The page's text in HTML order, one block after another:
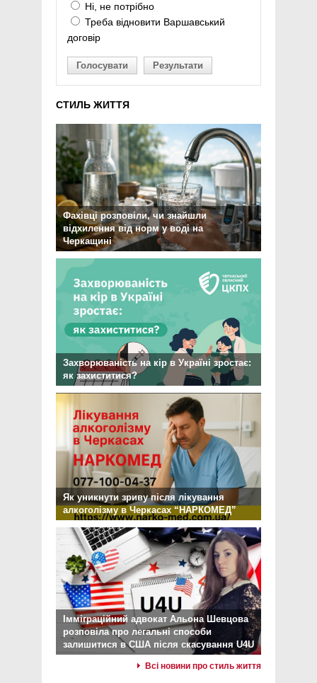
Ні, не потрібно
Треба відновити Варшавський
договір
Голосувати Результати
СТИЛЬ ЖИТТЯ
Фахівці розповіли, чи знайшли
відхилення від норм у воді на
Черкащині
Захворюваність на кір в Україні зростає:
як захиститися?
Як уникнути зриву після лікування
алкоголізму в Черкасах “НАРКОМЕД”
Імміграційний адвокат Альона Шевцова
розповіла про легальні способи
залишитися в США після скасування U4U
Всі новини про стиль життя